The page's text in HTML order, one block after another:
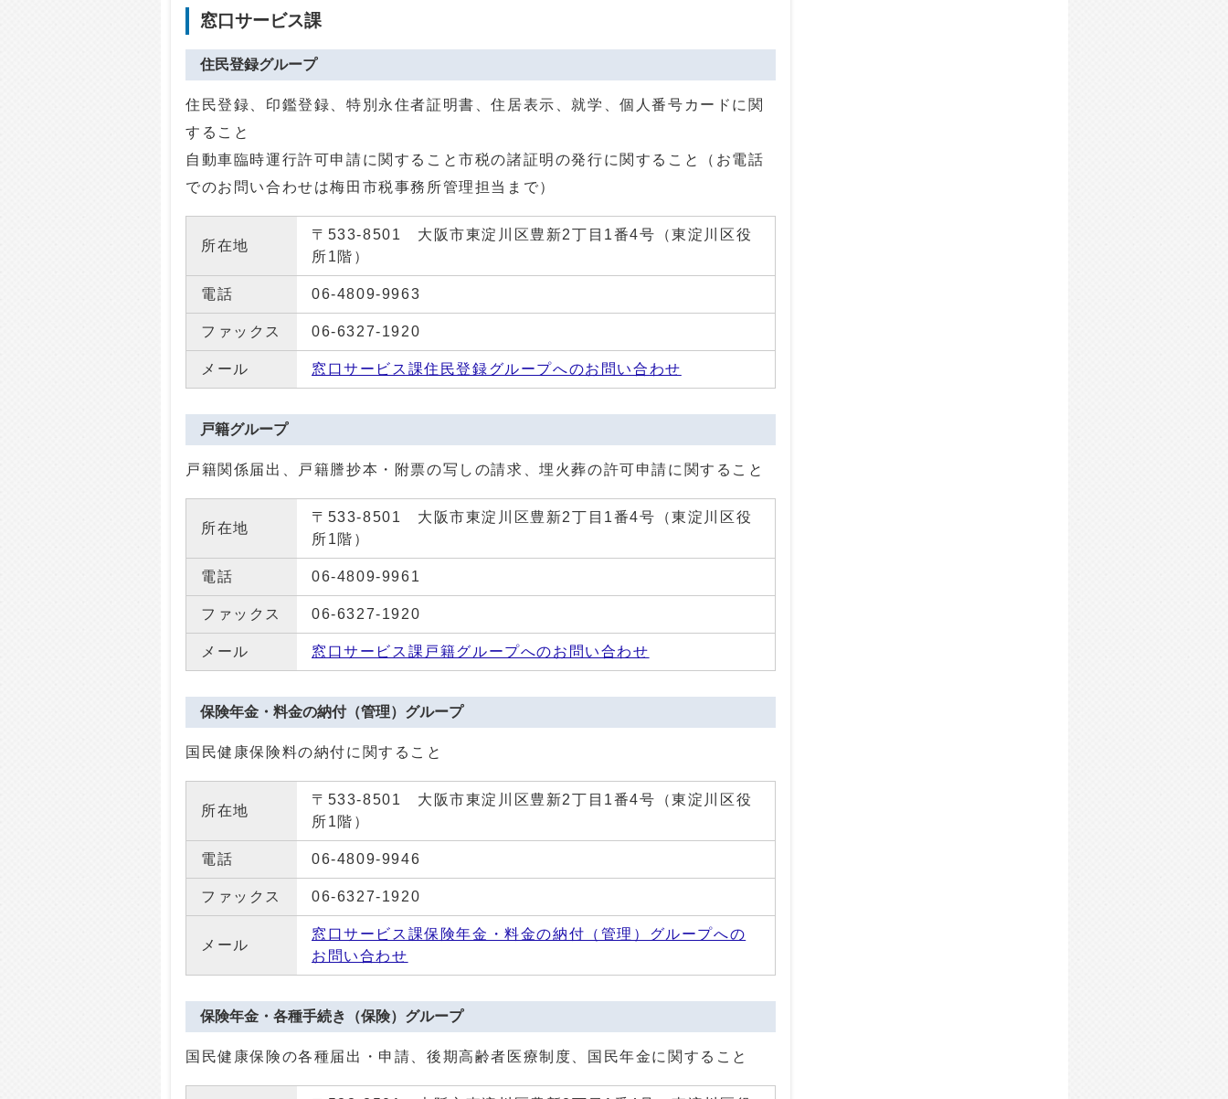
窓口サービス課
住民登録グループ
住民登録、印鑑登録、特別永住者証明書、住居表示、就学、個人番号カードに関
すること
自動車臨時運行許可申請に関すること市税の諸証明の発行に関すること（お電話
でのお問い合わせは梅田市税事務所管理担当まで）
所在地
〒533-8501 大阪市東淀川区豊新2丁目1番4号（東淀川区役
所1階）
電話 06-4809-9963
ファックス 06-6327-1920
メール 窓口サービス課住民登録グループへのお問い合わせ
戸籍グループ
戸籍関係届出、戸籍謄抄本・附票の写しの請求、埋火葬の許可申請に関すること
所在地
〒533-8501 大阪市東淀川区豊新2丁目1番4号（東淀川区役
所1階）
電話 06-4809-9961
ファックス 06-6327-1920
メール 窓口サービス課戸籍グループへのお問い合わせ
保険年金・料金の納付（管理）グループ
国民健康保険料の納付に関すること
所在地
〒533-8501 大阪市東淀川区豊新2丁目1番4号（東淀川区役
所1階）
電話 06-4809-9946
ファックス 06-6327-1920
メール
窓口サービス課保険年金・料金の納付（管理）グループへの
お問い合わせ
保険年金・各種手続き（保険）グループ
国民健康保険の各種届出・申請、後期高齢者医療制度、国民年金に関すること